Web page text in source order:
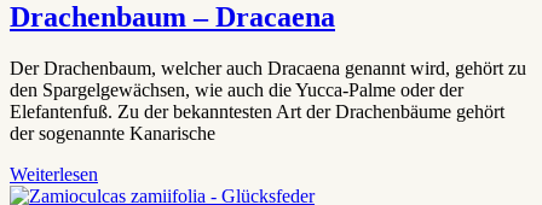
Drachenbaum – Dracaena
Der Drachenbaum, welcher auch Dracaena genannt wird, gehört zu
den Spargelgewächsen, wie auch die Yucca-Palme oder der
Elefantenfuß. Zu der bekanntesten Art der Drachenbäume gehört
der sogenannte Kanarische
Weiterlesen